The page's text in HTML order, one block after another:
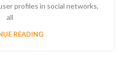
profiles in social networks,
all
READING